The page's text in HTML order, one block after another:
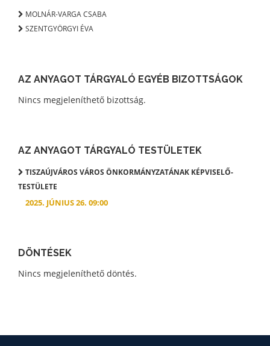
MOLNÁR-VARGA CSABA
SZENTGYÖRGYI ÉVA
AZ ANYAGOT TÁRGYALÓ EGYÉB BIZOTTSÁGOK
Nincs megjeleníthető bizottság.
AZ ANYAGOT TÁRGYALÓ TESTÜLETEK
TISZAÚJVÁROS VÁROS ÖNKORMÁNYZATÁNAK KÉPVISELŐ-
TESTÜLETE
2025. JÚNIUS 26. 09:00
DÖNTÉSEK
Nincs megjeleníthető döntés.